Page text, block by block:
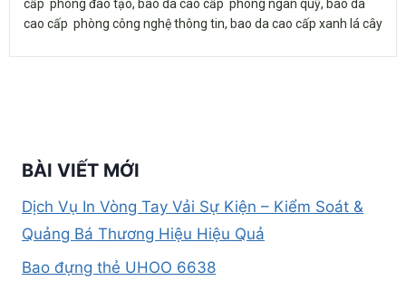
cấp phòng đào tạo, bao da cao cấp phòng ngân quỹ, bao da
cao cấp phòng công nghệ thông tin, bao da cao cấp xanh lá cây
BÀI VIẾT MỚI
Dịch Vụ In Vòng Tay Vải Sự Kiện – Kiểm Soát &
Quảng Bá Thương Hiệu Hiệu Quả
Bao đựng thẻ UHOO 6638